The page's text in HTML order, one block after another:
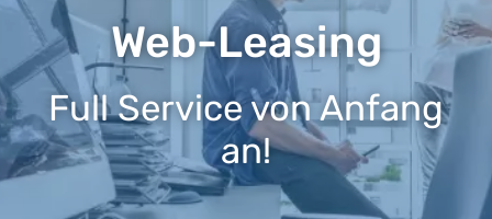
Web-Leasing
Full Service von Anfang
an!